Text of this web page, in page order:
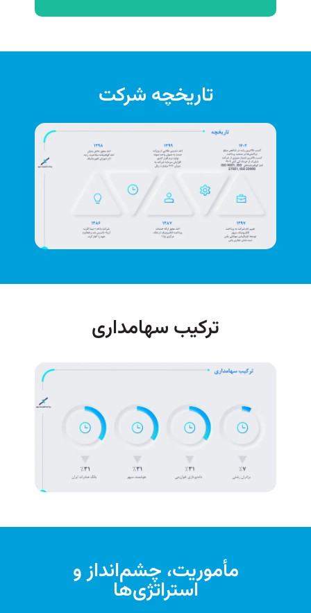
تاریخچه شرکت
ترکیب سهامداری
مأموریت، چشم‌انداز و
استراتژی‌ها